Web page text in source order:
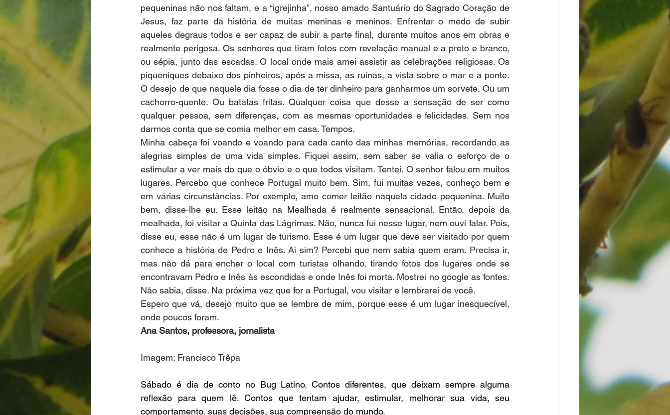
pequeninas não nos faltam, e a “igrejinha”, nosso amado Santuário do Sagrado Coração de
Jesus, faz parte da história de muitas meninas e meninos. Enfrentar o medo de subir
aqueles degraus todos e ser capaz de subir a parte final, durante muitos anos em obras e
realmente perigosa. Os senhores que tiram fotos com revelação manual e a preto e branco,
ou sépia, junto das escadas. O local onde mais amei assistir as celebrações religiosas. Os
piqueniques debaixo dos pinheiros, após a missa, as ruínas, a vista sobre o mar e a ponte.
O desejo de que naquele dia fosse o dia de ter dinheiro para ganharmos um sorvete. Ou um
cachorro-quente. Ou batatas fritas. Qualquer coisa que desse a sensação de ser como
qualquer pessoa, sem diferenças, com as mesmas oportunidades e felicidades. Sem nos
darmos conta que se comia melhor em casa. Tempos.
Minha cabeça foi voando e voando para cada canto das minhas memórias, recordando as
alegrias simples de uma vida simples. Fiquei assim, sem saber se valia o esforço de o
estimular a ver mais do que o óbvio e o que todos visitam. Tentei. O senhor falou em muitos
lugares. Percebo que conhece Portugal muito bem. Sim, fui muitas vezes, conheço bem e
em várias circunstâncias. Por exemplo, amo comer leitão naquela cidade pequenina. Muito
bem, disse-lhe eu. Esse leitão na Mealhada é realmente sensacional. Então, depois da
mealhada, foi visitar a Quinta das Lágrimas. Não, nunca fui nesse lugar, nem ouvi falar. Pois,
disse eu, esse não é um lugar de turismo. Esse é um lugar que deve ser visitado por quem
conhece a história de Pedro e Inês. Ai sim? Percebi que nem sabia quem eram. Precisa ir,
mas não dá para encher o local com turistas olhando, tirando fotos dos lugares onde se
encontravam Pedro e Inês às escondidas e onde Inês foi morta. Mostrei no google as fontes.
Não sabia, disse. Na próxima vez que for a Portugal, vou visitar e lembrarei de você.
Espero que vá, desejo muito que se lembre de mim, porque esse é um lugar inesquecível,
onde poucos foram.
Ana Santos, professora, jornalista
Imagem: Francisco Trêpa
Sábado é dia de conto no Bug Latino. Contos diferentes, que deixam sempre alguma
reflexão para quem lê. Contos que tentam ajudar, estimular, melhorar sua vida, seu
comportamento, suas decisões, sua compreensão do mundo.